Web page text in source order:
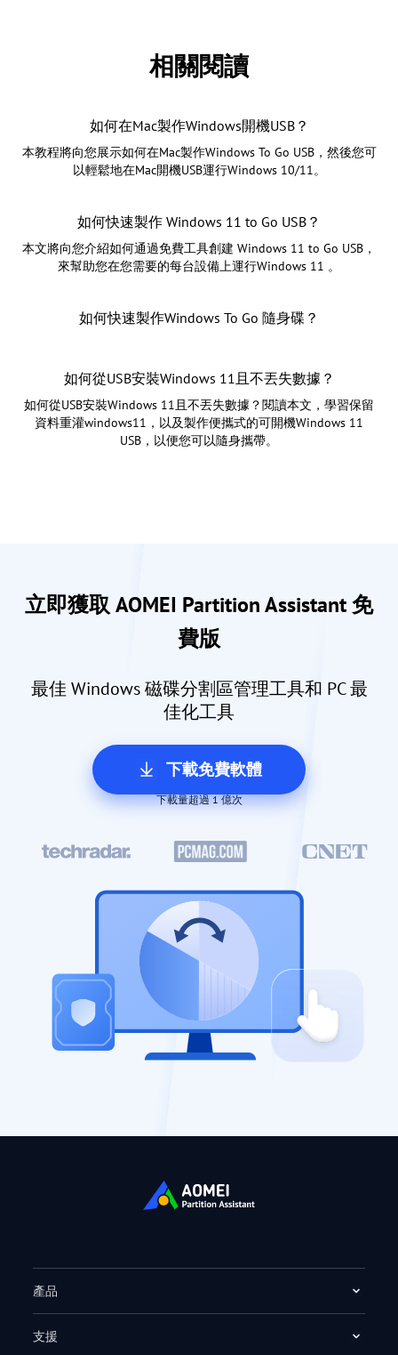
相關閱讀
如何在Mac製作Windows開機USB？
本教程將向您展示如何在Mac製作Windows To Go USB，然後您可
以輕鬆地在Mac開機USB運行Windows 10/11。
如何快速製作 Windows 11 to Go USB？
本文將向您介紹如何通過免費工具創建 Windows 11 to Go USB，
來幫助您在您需要的每台設備上運行Windows 11 。
如何快速製作Windows To Go 隨身碟？
如何從USB安裝Windows 11且不丟失數據？
如何從USB安裝Windows 11且不丟失數據？閱讀本文，學習保留
資料重灌windows11，以及製作便攜式的可開機Windows 11
USB，以便您可以隨身攜帶。
立即獲取 AOMEI Partition Assistant 免
費版
最佳 Windows 磁碟分割區管理工具和 PC 最
佳化工具
下載免費軟體
下載量超過 1 億次
產品
支援